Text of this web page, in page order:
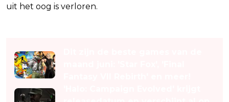
uit het oog is verloren.